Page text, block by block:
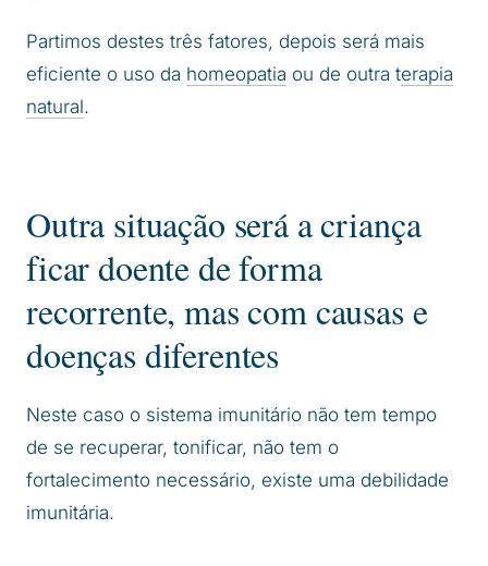
Partimos destes três fatores, depois será mais
eficiente o uso da homeopatia ou de outra terapia
natural.
Outra situação será a criança
ficar doente de forma
recorrente, mas com causas e
doenças diferentes
Neste caso o sistema imunitário não tem tempo
de se recuperar, tonificar, não tem o
fortalecimento necessário, existe uma debilidade
imunitária.